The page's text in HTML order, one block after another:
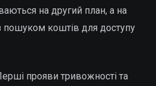
на другий план, а на
пошуком коштів для доступу
прояви тривожності та